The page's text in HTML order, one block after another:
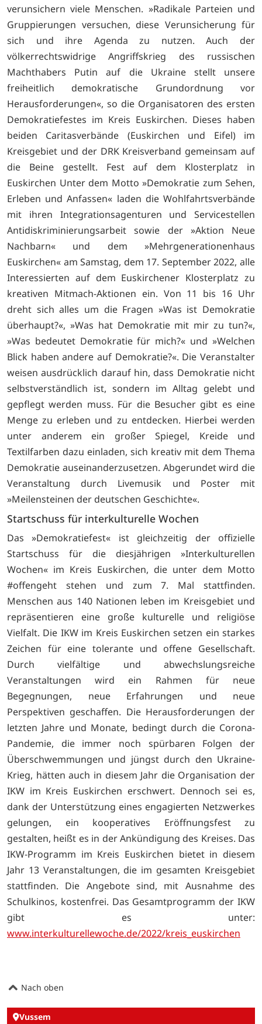
verunsichern viele Menschen. »Radikale Parteien und
Gruppierungen versuchen, diese Verunsicherung für
sich und ihre Agenda zu nutzen. Auch der
völkerrechtswidrige Angriffskrieg des russischen
Machthabers Putin auf die Ukraine stellt unsere
freiheitlich demokratische Grundordnung vor
Herausforderungen«, so die Organisatoren des ersten
Demokratiefestes im Kreis Euskirchen. Dieses haben
beiden Caritasverbände (Euskirchen und Eifel) im
Kreisgebiet und der DRK Kreisverband gemeinsam auf
die Beine gestellt. Fest auf dem Klosterplatz in
Euskirchen Unter dem Motto »Demokratie zum Sehen,
Erleben und Anfassen« laden die Wohlfahrtsverbände
mit ihren Integrationsagenturen und Servicestellen
Antidiskriminierungsarbeit sowie der »Aktion Neue
Nachbarn« und dem »Mehrgenerationenhaus
Euskirchen« am Samstag, dem 17. September 2022, alle
Interessierten auf dem Euskirchener Klosterplatz zu
kreativen Mitmach-Aktionen ein. Von 11 bis 16 Uhr
dreht sich alles um die Fragen »Was ist Demokratie
überhaupt?«, »Was hat Demokratie mit mir zu tun?«,
»Was bedeutet Demokratie für mich?« und »Welchen
Blick haben andere auf Demokratie?«. Die Veranstalter
weisen ausdrücklich darauf hin, dass Demokratie nicht
selbstverständlich ist, sondern im Alltag gelebt und
gepflegt werden muss. Für die Besucher gibt es eine
Menge zu erleben und zu entdecken. Hierbei werden
unter anderem ein großer Spiegel, Kreide und
Textilfarben dazu einladen, sich kreativ mit dem Thema
Demokratie auseinanderzusetzen. Abgerundet wird die
Veranstaltung durch Livemusik und Poster mit
»Meilensteinen der deutschen Geschichte«.
Startschuss für interkulturelle Wochen
Das »Demokratiefest« ist gleichzeitig der offizielle
Startschuss für die diesjährigen »Interkulturellen
Wochen« im Kreis Euskirchen, die unter dem Motto
#offengeht stehen und zum 7. Mal stattfinden.
Menschen aus 140 Nationen leben im Kreisgebiet und
repräsentieren eine große kulturelle und religiöse
Vielfalt. Die IKW im Kreis Euskirchen setzen ein starkes
Zeichen für eine tolerante und offene Gesellschaft.
Durch vielfältige und abwechslungsreiche
Veranstaltungen wird ein Rahmen für neue
Begegnungen, neue Erfahrungen und neue
Perspektiven geschaffen. Die Herausforderungen der
letzten Jahre und Monate, bedingt durch die Corona-
Pandemie, die immer noch spürbaren Folgen der
Überschwemmungen und jüngst durch den Ukraine-
Krieg, hätten auch in diesem Jahr die Organisation der
IKW im Kreis Euskirchen erschwert. Dennoch sei es,
dank der Unterstützung eines engagierten Netzwerkes
gelungen, ein kooperatives Eröffnungsfest zu
gestalten, heißt es in der Ankündigung des Kreises. Das
IKW-Programm im Kreis Euskirchen bietet in diesem
Jahr 13 Veranstaltungen, die im gesamten Kreisgebiet
stattfinden. Die Angebote sind, mit Ausnahme des
Schulkinos, kostenfrei. Das Gesamtprogramm der IKW
gibt es unter:
www.interkulturellewoche.de/2022/kreis_euskirchen
Nach oben
Vussem